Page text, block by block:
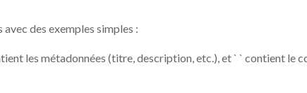
des exemples simples :
les métadonnées (titre, description, etc.), et ` ` contient le